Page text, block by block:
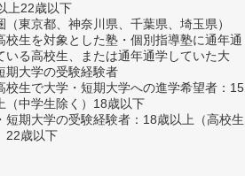
上22歳以下
（東京都、神奈川県、千葉県、埼玉県）
校生を対象とした塾・個別指導塾に通年通
いる高校生、または通年通学していた大
期大学の受験経験者
校生で大学・短期大学への進学希望者：15
（中学生除く）18歳以下
短期大学の受験経験者：18歳以上（高校生
22歳以下